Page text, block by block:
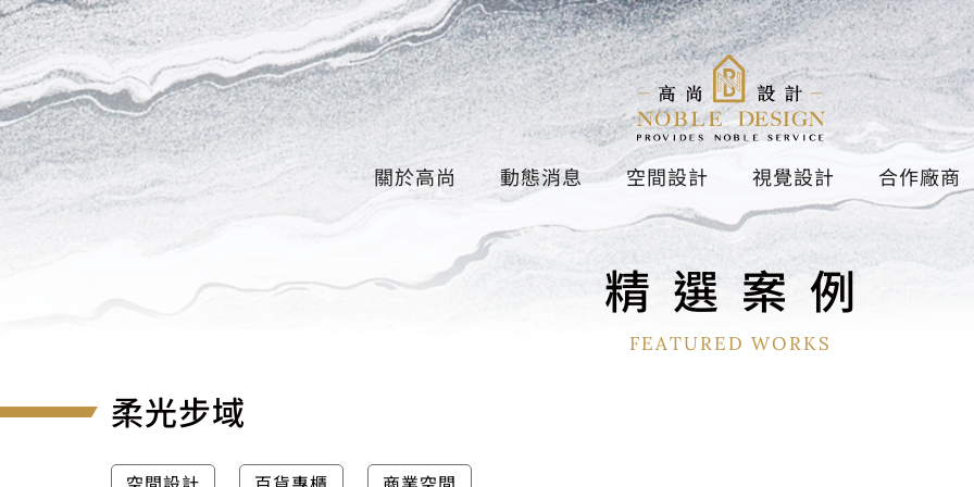
關於高尚 動態消息 空間設計 視覺設計 合作廠商
精 選 案 例
FEATURED WORKS
柔光步域